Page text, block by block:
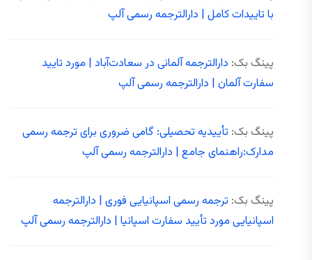
با تاییدات کامل | دارالترجمه رسمی آلپ
پینگ بک: دارالترجمه آلمانی در سعادت‌آباد | مورد تایید
سفارت آلمان | دارالترجمه رسمی آلپ
پینگ بک: تأییدیه تحصیلی: گامی ضروری برای ترجمه رسمی
مدارک:راهنمای جامع | دارالترجمه رسمی آلپ
پینگ بک: ترجمه رسمی اسپانیایی فوری | دارالترجمه
اسپانیایی مورد تأیید سفارت اسپانیا | دارالترجمه رسمی آلپ